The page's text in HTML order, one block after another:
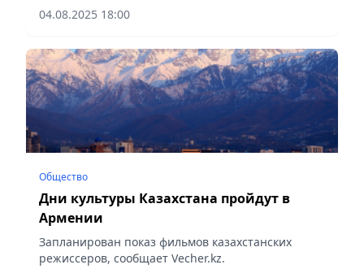
04.08.2025 18:00
Общество
Дни культуры Казахстана пройдут в
Армении
Запланирован показ фильмов казахстанских
режиссеров, сообщает Vecher.kz.